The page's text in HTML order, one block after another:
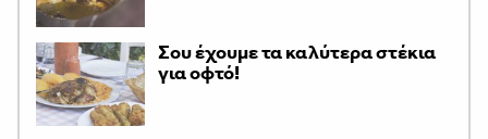
Σου έχουμε τα καλύτερα στέκια
για οφτό!